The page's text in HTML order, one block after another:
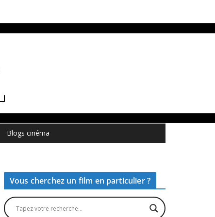
Blogs cinéma
Vous cherchez un film en particulier ?